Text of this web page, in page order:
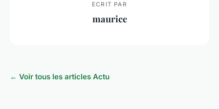
ECRIT PAR
maurice
← Voir tous les articles Actu